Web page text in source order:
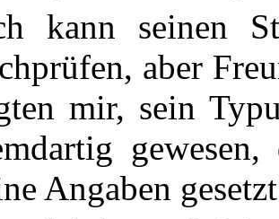
kann seinen
aber
mir, sein
Angaben